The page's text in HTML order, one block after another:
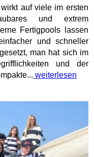
auf viele im ersten
und extrem
Fertigpools lassen
und schneller
man hat sich im
und der
weiterlesen